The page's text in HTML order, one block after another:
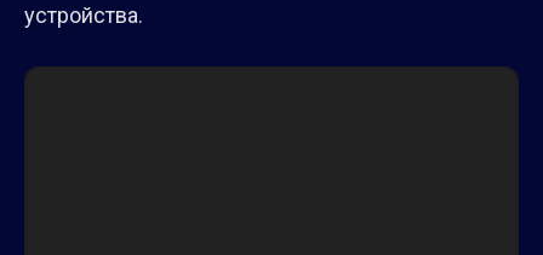
устройства.